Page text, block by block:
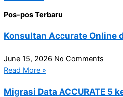
Pos-pos Terbaru
Konsultan Accurate Online
June 15, 2026 No Comments
Read More »
Migrasi Data ACCURATE 5